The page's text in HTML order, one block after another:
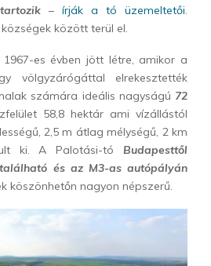
– írják a tó üzemeltetői.
között terül el.
es évben jött létre, amikor a
völgyzárógáttal elrekesztették
számára ideális nagyságú 72
58,8 hektár ami vízállástól
2,5 m átlag mélységű, 2 km
ki. A Palotási-tó Budapesttől
és az M3-as autópályán
köszönhetőn nagyon népszerű.